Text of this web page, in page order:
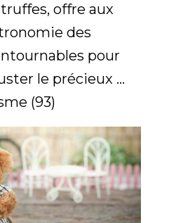
offre aux
des
pour
le précieux ...
(93)